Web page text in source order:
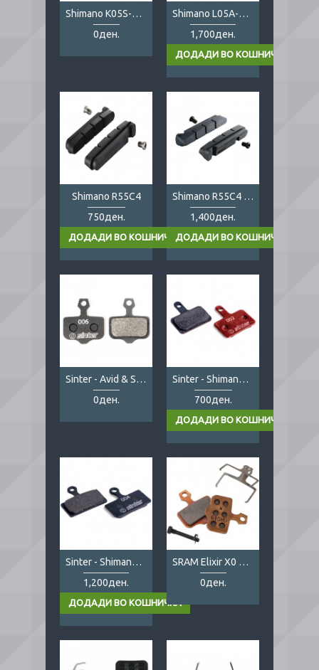
Shimano K05S-RX Resin
0ден.
Shimano L05A-RF Resin
1,700ден.
Shimano R55C4
750ден.
Shimano R55C4 Carbon
1,400ден.
Sinter - Avid & SRAM
0ден.
Sinter - Shimano B type
700ден.
Sinter - Shimano G type
1,200ден.
SRAM Elixir X0 disk brake pads
0ден.